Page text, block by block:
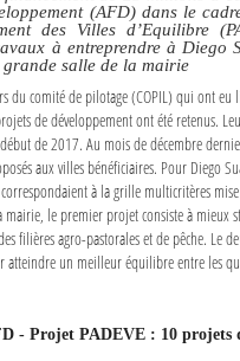
(AFD) dans le
des Villes d’Equilibre
à entreprendre à Diego
salle de la mairie
du comité de pilotage (COPIL) qui ont
de développement ont été retenus.
de 2017. Au mois de décembre
aux villes bénéficiaires. Pour Diego
à la grille multicritères
le premier projet consiste à mieux
filières agro-pastorales et de pêche. Le
atteindre un meilleur équilibre entre les
- Projet PADEVE : 10 projets